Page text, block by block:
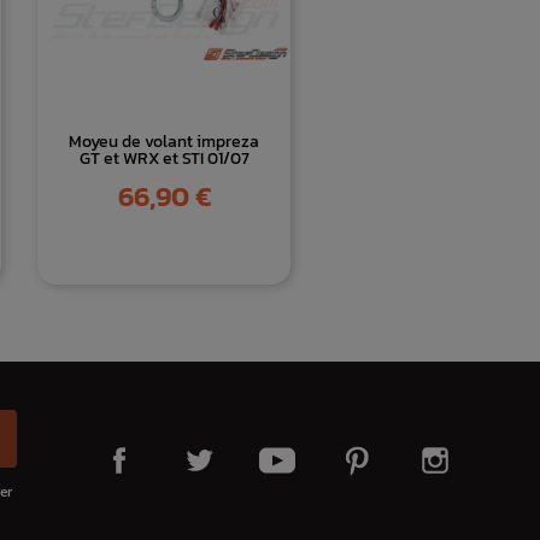
Moyeu de volant impreza
GT et WRX et STI 01/07
Prix
66,90 €